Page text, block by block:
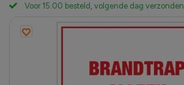
Voor 15:00 besteld, volgende dag verzonden